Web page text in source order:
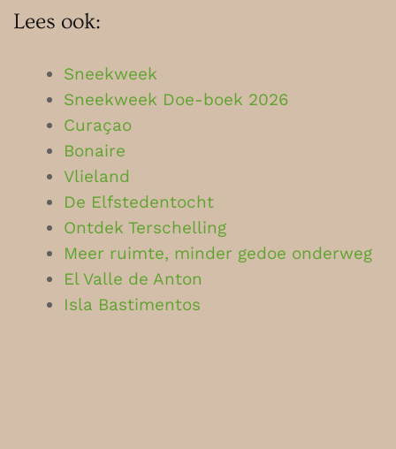
Lees ook:
Sneekweek
Sneekweek Doe-boek 2026
Curaçao
Bonaire
Vlieland
De Elfstedentocht
Ontdek Terschelling
Meer ruimte, minder gedoe onderweg
El Valle de Anton
Isla Bastimentos